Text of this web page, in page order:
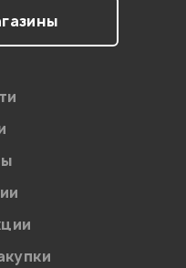
персональных данных в
обработки